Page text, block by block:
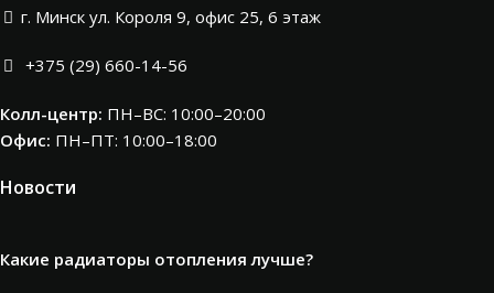
г. Минск ул. Короля 9, офис 25, 6 этаж
+375 (29) 660-14-56
Колл-центр: ПН–ВС: 10:00–20:00​
Офис: ПН–ПТ: 10:00–18:00
Новости
Какие радиаторы отопления лучше?